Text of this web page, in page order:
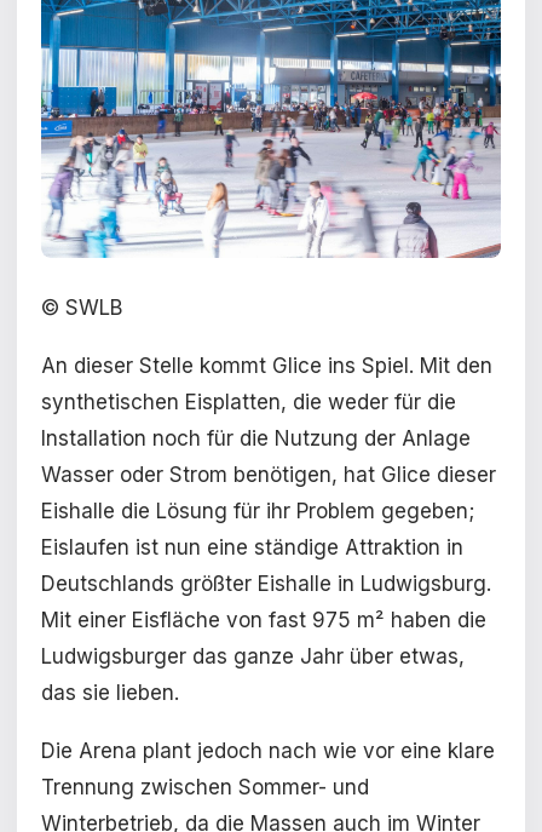
© SWLB
An dieser Stelle kommt Glice ins Spiel. Mit den
synthetischen Eisplatten, die weder für die
Installation noch für die Nutzung der Anlage
Wasser oder Strom benötigen, hat Glice dieser
Eishalle die Lösung für ihr Problem gegeben;
Eislaufen ist nun eine ständige Attraktion in
Deutschlands größter Eishalle in Ludwigsburg.
Mit einer Eisfläche von fast 975 m² haben die
Ludwigsburger das ganze Jahr über etwas,
das sie lieben.
Die Arena plant jedoch nach wie vor eine klare
Trennung zwischen Sommer- und
Winterbetrieb, da die Massen auch im Winter